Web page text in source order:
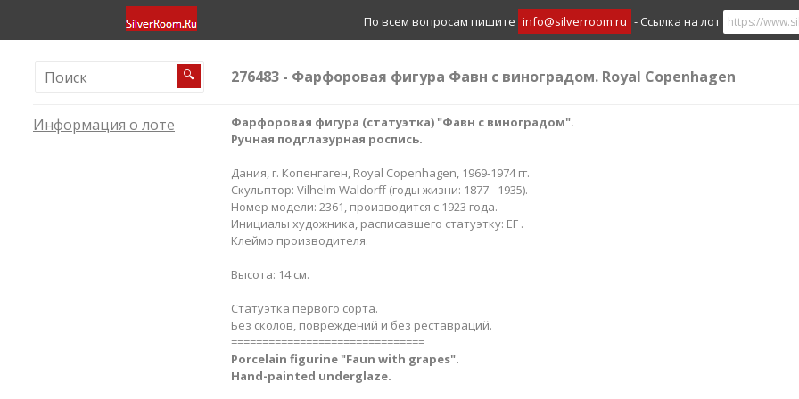
По всем вопросам пишите info@silverroom.ru - Ссылка на лот
🔍 276483 - Фарфоровая фигура Фавн с виноградом. Royal Copenhagen
Информация о лоте
Фарфоровая фигура (статуэтка) "Фавн с виноградом".
Ручная подглазурная роспись.
Дания, г. Копенгаген, Royal Copenhagen, 1969-1974 гг.
Скульптор: Vilhelm Waldorff (годы жизни: 1877 - 1935).
Номер модели: 2361, производится с 1923 года.
Инициалы художника, расписавшего статуэтку: EF .
Клеймо производителя.
Высота: 14 см.
Статуэтка первого сорта.
Без сколов, повреждений и без реставраций.
===============================
Porcelain figurine "Faun with grapes".
Hand-painted underglaze.